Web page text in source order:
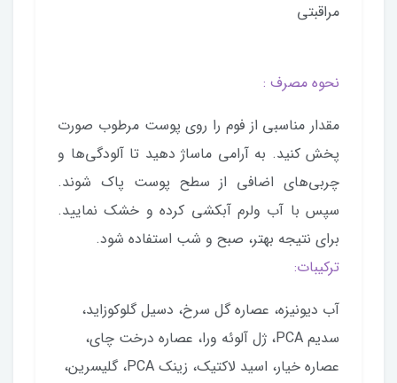
مراقبتی
نحوه مصرف :
مقدار مناسبی از فوم را روی پوست مرطوب صورت
پخش کنید. به آرامی ماساژ دهید تا آلودگی‌ها و
چربی‌های اضافی از سطح پوست پاک شوند.
سپس با آب ولرم آبکشی کرده و خشک نمایید.
برای نتیجه بهتر، صبح و شب استفاده شود.
ترکیبات:
آب دیونیزه، عصاره گل سرخ، دسیل گلوکوزاید،
سدیم PCA، ژل آلوئه ورا، عصاره درخت چای،
عصاره خیار، اسید لاکتیک، زینک PCA، گلیسرین،